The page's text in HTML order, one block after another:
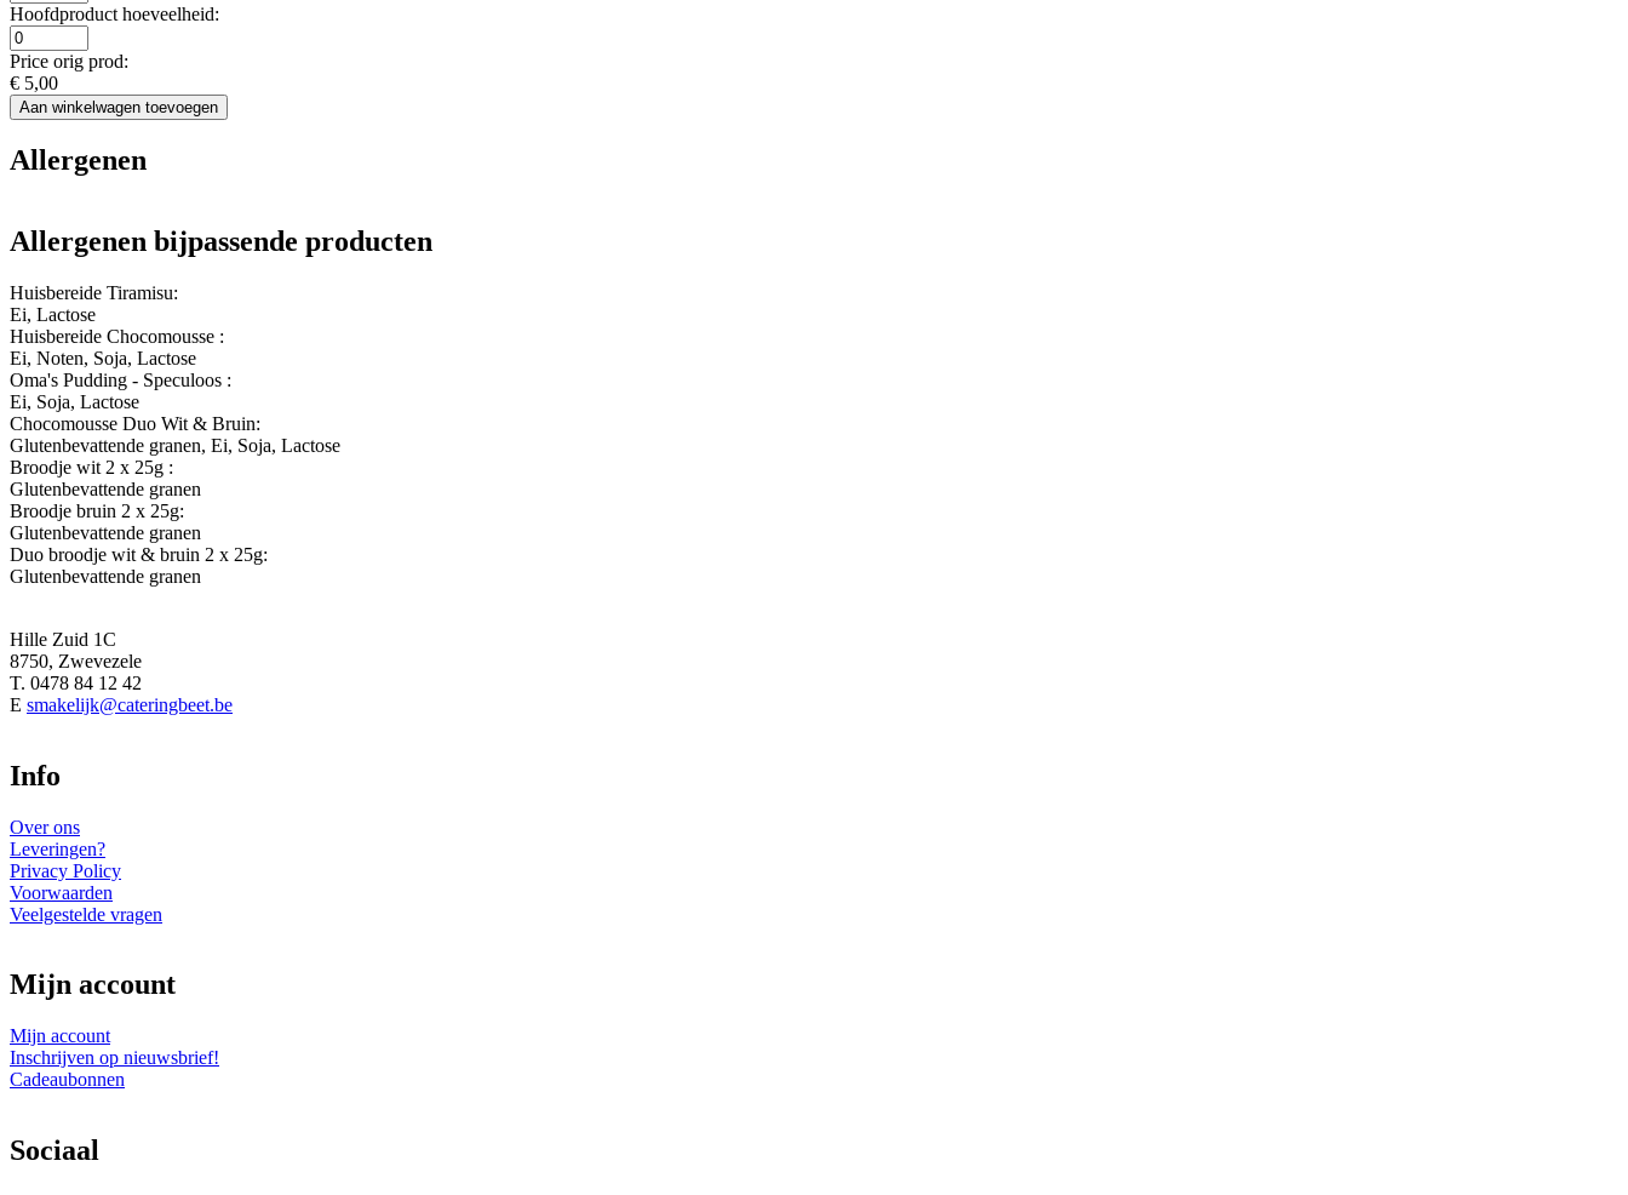
Hoofdproduct hoeveelheid:
Price orig prod:
€ 5,00
Aan winkelwagen toevoegen
Allergenen
Allergenen bijpassende producten
Huisbereide Tiramisu:
Ei, Lactose
Huisbereide Chocomousse :
Ei, Noten, Soja, Lactose
Oma's Pudding - Speculoos :
Ei, Soja, Lactose
Chocomousse Duo Wit & Bruin:
Glutenbevattende granen, Ei, Soja, Lactose
Broodje wit 2 x 25g :
Glutenbevattende granen
Broodje bruin 2 x 25g:
Glutenbevattende granen
Duo broodje wit & bruin 2 x 25g:
Glutenbevattende granen
Hille Zuid 1C
8750, Zwevezele
T. 0478 84 12 42
E smakelijk@cateringbeet.be
Info
Over ons
Leveringen?
Privacy Policy
Voorwaarden
Veelgestelde vragen
Mijn account
Mijn account
Inschrijven op nieuwsbrief!
Cadeaubonnen
Sociaal